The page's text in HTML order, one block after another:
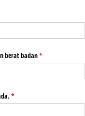
berat badan*
(required)
*
(required)